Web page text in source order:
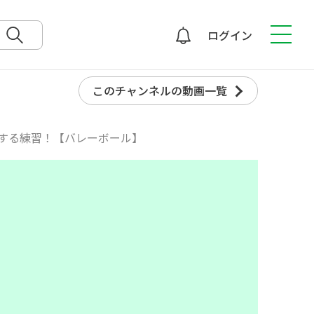
ログイン
このチャンネルの動画一覧
練習！【バレーボール】